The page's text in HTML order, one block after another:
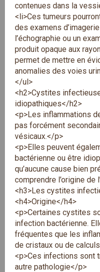
contenues dans la
<li>Ces tumeurs
des examens
l’échographie ou un
produit opaque aux
permet de mettre en
anomalies des voies
</ul>
<h2>Cystites
idiopathiques</h2>
<p>Les inflammations
pas forcément
vésicaux.</p>
<p>Elles peuvent
bactérienne ou être
qu’aucune cause bien
comprendre l’origine de
<h3>Les cystites
<h4>Origine</h4>
<p>Certaines cystites
infection bactérienne.
fréquentes que les
de cristaux ou de
<p>Ces infections sont
autre pathologie</p>